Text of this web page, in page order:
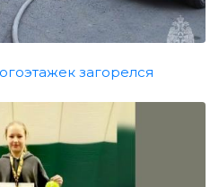
загорелся